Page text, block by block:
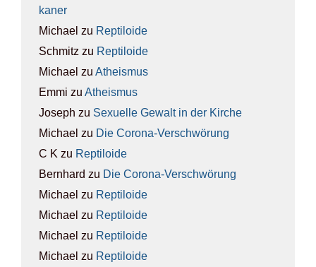
ka­ner
Michael zu Rep­ti­lo­ide
Schmitz zu Rep­ti­lo­ide
Michael zu Athe­is­mus
Emmi zu Athe­is­mus
Joseph zu Sexu­el­le Gewalt in der Kir­che
Michael zu Die Coro­na-Ver­schwö­rung
C K zu Rep­ti­lo­ide
Bernhard zu Die Coro­na-Ver­schwö­rung
Michael zu Rep­ti­lo­ide
Michael zu Rep­ti­lo­ide
Michael zu Rep­ti­lo­ide
Michael zu Rep­ti­lo­ide